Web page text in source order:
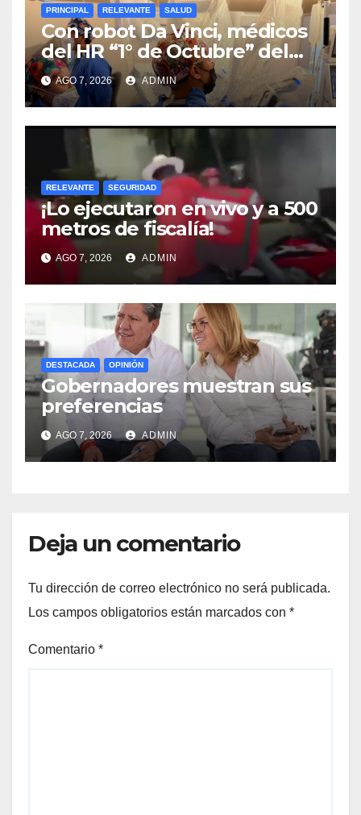
PRINCIPAL RELEVANTE SALUD
Con robot Da Vinci, médicos
del HR “1° de Octubre” del
ISSSTE retiran tumor renal a
paciente de 72 años
AGO 7, 2026 ADMIN
RELEVANTE SEGURIDAD
¡Lo ejecutaron en vivo y a 500
metros de fiscalía!
AGO 7, 2026 ADMIN
DESTACADA OPINIÓN
Gobernadores muestran sus
preferencias
AGO 7, 2026 ADMIN
Deja un comentario
Tu dirección de correo electrónico no será publicada.
Los campos obligatorios están marcados con *
Comentario *